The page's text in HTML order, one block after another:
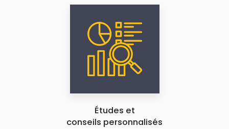
Études et
conseils personnalisés